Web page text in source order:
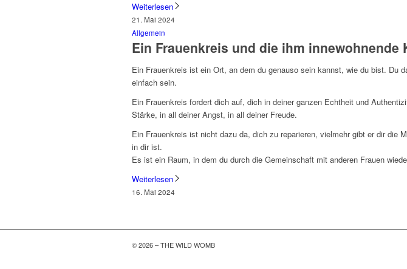
Weiterlesen
21. Mai 2024
Allgemein
Ein Frauenkreis und die ihm innewohnende
Ein Frauenkreis ist ein Ort, an dem du genauso sein kannst, wie du bist.
einfach sein.
Ein Frauenkreis fordert dich auf, dich in deiner ganzen Echtheit und
Stärke, in all deiner Angst, in all deiner Freude.
Ein Frauenkreis ist nicht dazu da, dich zu reparieren, vielmehr gibt er dir die
in dir ist.
Es ist ein Raum, in dem du durch die Gemeinschaft mit anderen Frauen
Weiterlesen
16. Mai 2024
© 2026 – THE WILD WOMB